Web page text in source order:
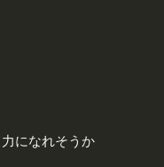
になれそうか